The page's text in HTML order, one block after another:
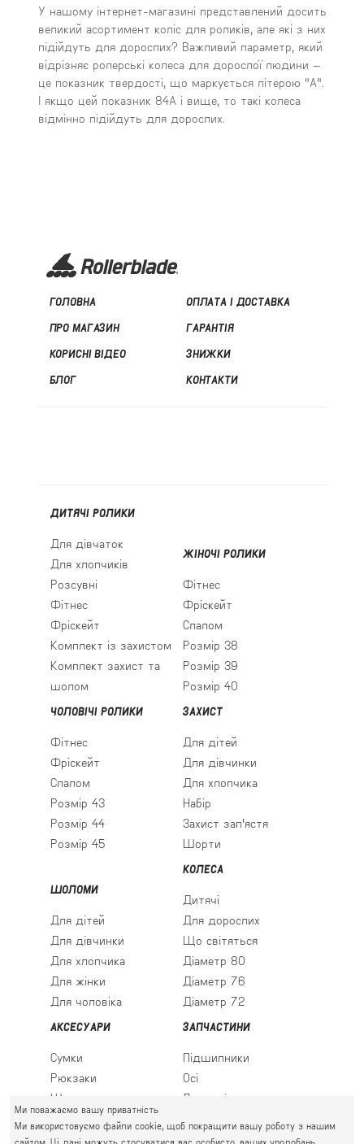
У нашому інтернет-магазині представлений досить
великий асортимент коліс для роликів, але які з них
підійдуть для дорослих? Важливий параметр, який
відрізняє ролерські колеса для дорослої людини –
це показник твердості, що маркується літерою "А".
І якщо цей показник 84А і вище, то такі колеса
відмінно підійдуть для дорослих.
ГОЛОВНА
ПРО МАГАЗИН
КОРИСНІ ВІДЕО
БЛОГ
ОПЛАТА І ДОСТАВКА
ГАРАНТІЯ
ЗНИЖКИ
КОНТАКТИ
ДИТЯЧІ РОЛИКИ
Для дівчаток
Для хлопчиків
Розсувні
Фітнес
Фріскейт
Комплект із захистом
Комплект захист та
шолом
ЖІНОЧІ РОЛИКИ
Фітнес
Фріскейт
Слалом
Розмір 38
Розмір 39
Розмір 40
ЧОЛОВІЧІ РОЛИКИ
Фітнес
Фріскейт
Слалом
Розмір 43
Розмір 44
Розмір 45
ЗАХИСТ
Для дітей
Для дівчинки
Для хлопчика
Набір
Захист зап'ястя
Шорти
ШОЛОМИ
Для дітей
Для дівчинки
Для хлопчика
Для жінки
Для чоловіка
КОЛЕСА
Дитячі
Для дорослих
Що світяться
Діаметр 80
Діаметр 76
Діаметр 72
АКСЕСУАРИ
Сумки
Рюкзаки
Шкарпетки
ЗАПЧАСТИНИ
Підшипники
Осі
Льодові леза
Ми поважаємо вашу приватність
Ми використовуємо файли cookie, щоб покращити вашу роботу з нашим
сайтом. Ці дані можуть стосуватися вас особисто, ваших уподобань,